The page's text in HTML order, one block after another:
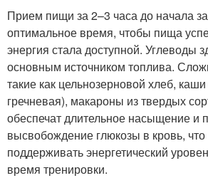
Прием пищи за 2–3 часа до начала
оптимальное время, чтобы пища
энергия стала доступной. Углеводы
основным источником топлива.
такие как цельнозерновой хлеб,
гречневая), макароны из твердых
обеспечат длительное насыщение и
высвобождение глюкозы в кровь,
поддерживать энергетический
время тренировки.